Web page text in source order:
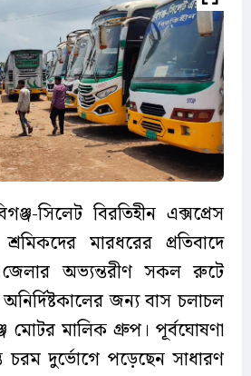
সিলেট বিরতিহীন এক্সপ্রেস
মারধরের প্রতিবাদে
জেলার অভ্যন্তরীণ সকল রুটে
জন্য বাস চলাচল
মোটর মালিক গ্রুপ। পূর্বঘোষণা
চরম দুর্ভোগে পড়েছেন সাধারণ